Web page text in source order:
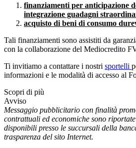
finanziamenti per anticipazione
integrazione guadagni
acquisto di beni di consumo
Tali finanziamenti sono assistiti da
con la collaborazione del Mediocredito
Ti invitiamo a contattare i nostri sportelli
informazioni e le modalità di accesso al
Scopri di più
Avviso
Messaggio pubblicitario con finalità
contrattuali ed economiche sono
disponibili presso le succursali della
trasparenza del sito Internet.